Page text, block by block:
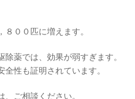
００匹に増えます。
薬では、効果が弱すぎます。
性も証明されています。
ご相談ください。